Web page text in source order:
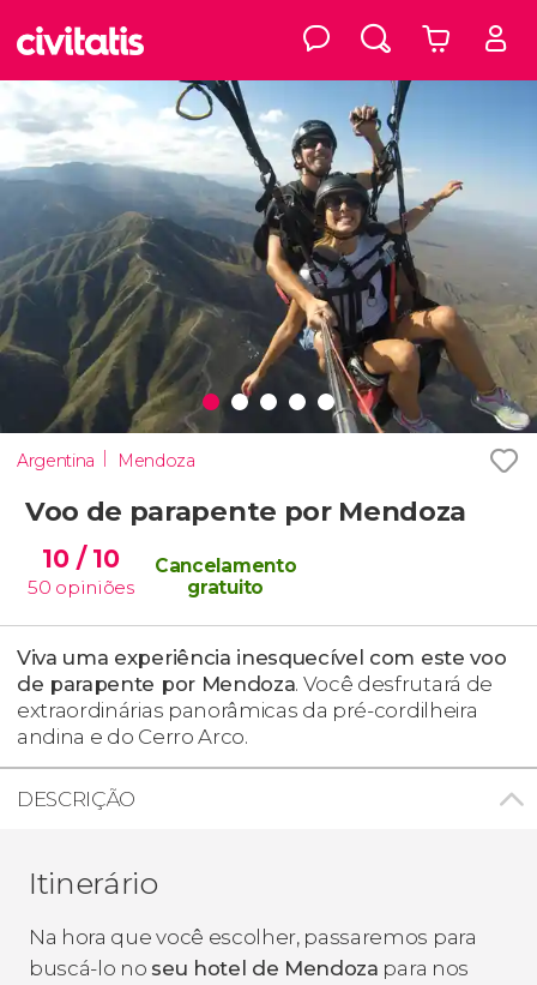
Argentina Mendoza
Voo de parapente por Mendoza
10 / 10
50 opiniões
Cancelamento
gratuito
Viva uma experiência inesquecível com este voo
de parapente por Mendoza. Você desfrutará de
extraordinárias panorâmicas da pré-cordilheira
andina e do Cerro Arco.
DESCRIÇÃO
Itinerário
Na hora que você escolher, passaremos para
buscá-lo no seu hotel de Mendoza para nos